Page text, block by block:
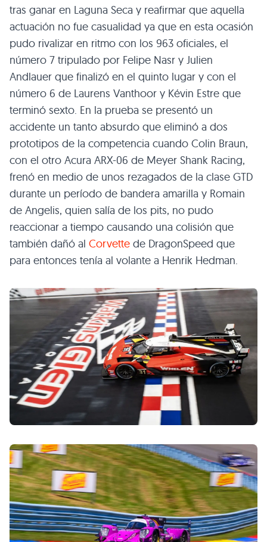
tras ganar en Laguna Seca y reafirmar que aquella
actuación no fue casualidad ya que en esta ocasión
pudo rivalizar en ritmo con los 963 oficiales, el
número 7 tripulado por Felipe Nasr y Julien
Andlauer que finalizó en el quinto lugar y con el
número 6 de Laurens Vanthoor y Kévin Estre que
terminó sexto. En la prueba se presentó un
accidente un tanto absurdo que eliminó a dos
prototipos de la competencia cuando Colin Braun,
con el otro Acura ARX-06 de Meyer Shank Racing,
frenó en medio de unos rezagados de la clase GTD
durante un período de bandera amarilla y Romain
de Angelis, quien salía de los pits, no pudo
reaccionar a tiempo causando una colisión que
también dañó al Corvette de DragonSpeed que
para entonces tenía al volante a Henrik Hedman.